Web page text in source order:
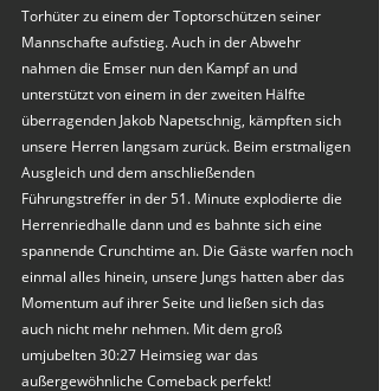
Torhüter zu einem der Toptorschützen seiner
Mannschafte aufstieg. Auch in der Abwehr
nahmen die Emser nun den Kampf an und
unterstützt von einem in der zweiten Hälfte
überragenden Jakob Napetschnig, kämpften sich
unsere Herren langsam zurück. Beim erstmaligen
Ausgleich und dem anschließenden
Führungstreffer in der 51. Minute explodierte die
Herrenriedhalle dann und es bahnte sich eine
spannende Crunchtime an. Die Gäste warfen noch
einmal alles hinein, unsere Jungs hatten aber das
Momentum auf ihrer Seite und ließen sich das
auch nicht mehr nehmen. Mit dem groß
umjubelten 30:27 Heimsieg war das
außergewöhnliche Comeback perfekt!